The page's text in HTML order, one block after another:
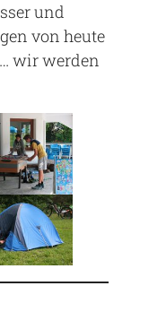
und
von heute
wir werden